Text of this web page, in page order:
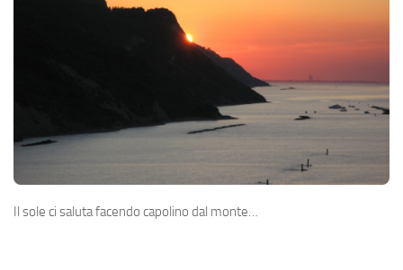
Il sole ci saluta facendo capolino dal monte…